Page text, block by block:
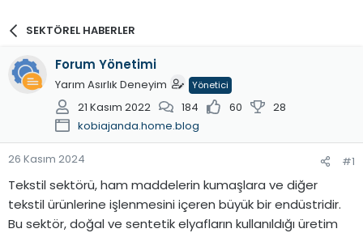
SEKTÖREL HABERLER
Forum Yönetimi
Yarım Asırlık Deneyim Yönetici
21 Kasım 2022 184 60
28
kobiajanda.home.blog
26 Kasım 2024 #1
Tekstil sektörü, ham maddelerin kumaşlara ve diğer
tekstil ürünlerine işlenmesini içeren büyük bir endüstridir.
Bu sektör, doğal ve sentetik elyafların kullanıldığı üretim